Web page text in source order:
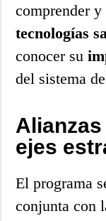
comprender
tecnologías
conocer su
del sistema
ejes
El programa
conjunta con